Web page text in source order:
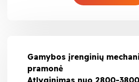
Gamybos įrenginių
pramonė